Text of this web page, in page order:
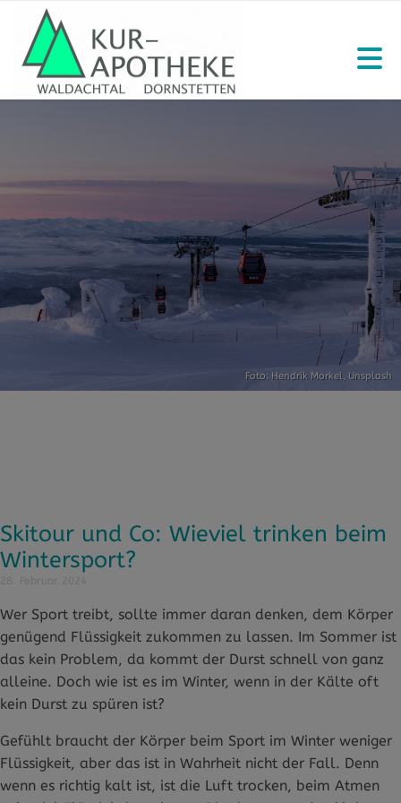
Foto: Hendrik Morkel, Unsplash
Skitour und Co: Wieviel trinken beim
Wintersport?
Wer Sport treibt, sollte immer daran denken, dem Körper
genügend Flüssigkeit zukommen zu lassen. Im Sommer ist
das kein Problem, da kommt der Durst schnell von ganz
alleine. Doch wie ist es im Winter, wenn in der Kälte oft
kein Durst zu spüren ist?
Gefühlt braucht der Körper beim Sport im Winter weniger
Flüssigkeit, aber das ist in Wahrheit nicht der Fall. Denn
wenn es richtig kalt ist, ist die Luft trocken, beim Atmen